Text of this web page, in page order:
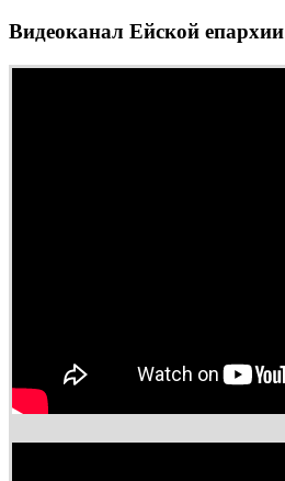
Видеоканал Ейской епархии